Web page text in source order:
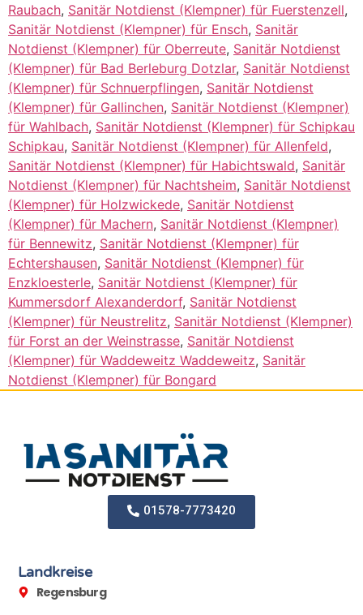
Raubach, Sanitär Notdienst (Klempner) für Fuerstenzell,
Sanitär Notdienst (Klempner) für Ensch, Sanitär
Notdienst (Klempner) für Oberreute, Sanitär Notdienst
(Klempner) für Bad Berleburg Dotzlar, Sanitär Notdienst
(Klempner) für Schnuerpflingen, Sanitär Notdienst
(Klempner) für Gallinchen, Sanitär Notdienst (Klempner)
für Wahlbach, Sanitär Notdienst (Klempner) für Schipkau
Schipkau, Sanitär Notdienst (Klempner) für Allenfeld,
Sanitär Notdienst (Klempner) für Habichtswald, Sanitär
Notdienst (Klempner) für Nachtsheim, Sanitär Notdienst
(Klempner) für Holzwickede, Sanitär Notdienst
(Klempner) für Machern, Sanitär Notdienst (Klempner)
für Bennewitz, Sanitär Notdienst (Klempner) für
Echtershausen, Sanitär Notdienst (Klempner) für
Enzkloesterle, Sanitär Notdienst (Klempner) für
Kummersdorf Alexanderdorf, Sanitär Notdienst
(Klempner) für Neustrelitz, Sanitär Notdienst (Klempner)
für Forst an der Weinstrasse, Sanitär Notdienst
(Klempner) für Waddeweitz Waddeweitz, Sanitär
Notdienst (Klempner) für Bongard
01578-7773420
Landkreise
Regensburg